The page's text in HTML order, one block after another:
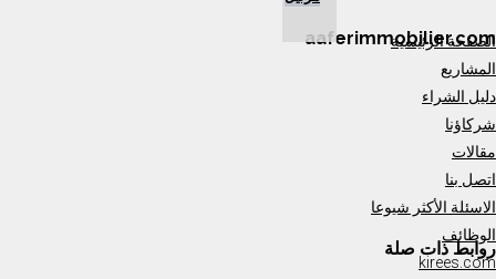
aaferimmobilier.com
الصفحة الرئيسية
المشاريع
دليل الشراء
شركاؤنا
مقالات
اتصل بنا
الاسئلة الأكثر شيوعا
الوظائف
روابط ذات صلة
kirees.com